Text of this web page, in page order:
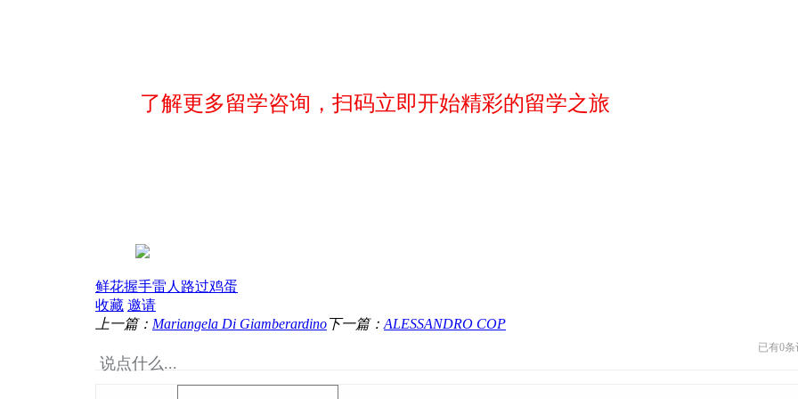
了解更多留学咨询，扫码立即开始精彩的留学之旅
鲜花握手雷人 路过鸡蛋
收藏 邀请
上一篇： Mariangela Di Giamberardino下一篇： ALESSANDRO COP
说点什么...
已有0条